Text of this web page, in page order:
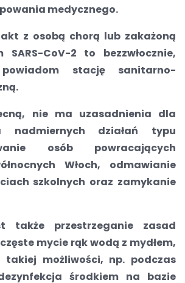
medycznego.
z osobą chorą lub zakażoną
SARS-CoV-2 to bezzwłocznie,
stację sanitarno-
nie ma uzasadnienia dla
nadmiernych działań typu
osób powracających
Włoch, odmawianie
szkolnych oraz zamykanie
także przestrzeganie zasad
mycie rąk wodą z mydłem,
możliwości, np. podczas
środkiem na bazie